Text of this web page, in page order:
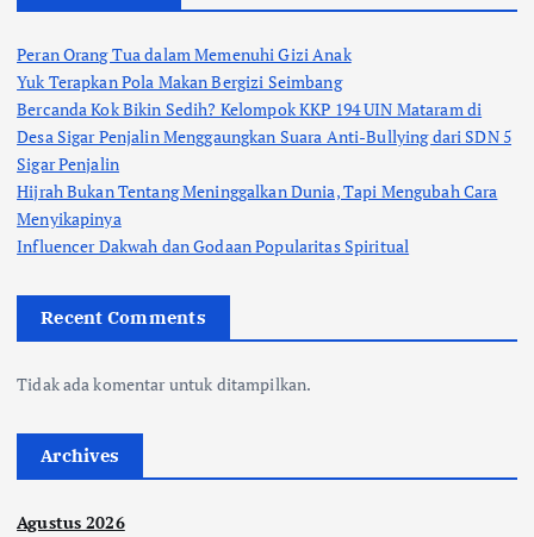
Peran Orang Tua dalam Memenuhi Gizi Anak
Yuk Terapkan Pola Makan Bergizi Seimbang
Bercanda Kok Bikin Sedih? Kelompok KKP 194 UIN Mataram di
Desa Sigar Penjalin Menggaungkan Suara Anti-Bullying dari SDN 5
Sigar Penjalin
Hijrah Bukan Tentang Meninggalkan Dunia, Tapi Mengubah Cara
Menyikapinya
Influencer Dakwah dan Godaan Popularitas Spiritual
Recent Comments
Tidak ada komentar untuk ditampilkan.
Archives
Agustus 2026